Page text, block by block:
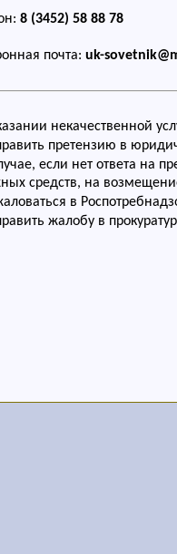
8 (3452) 58 88 78
почта: uk-
некачественной
претензию в
если нет ответа на
средств, на
в
жалобу в